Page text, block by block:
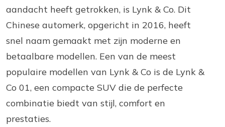
aandacht heeft getrokken, is Lynk & Co. Dit
Chinese automerk, opgericht in 2016, heeft
snel naam gemaakt met zijn moderne en
betaalbare modellen. Een van de meest
populaire modellen van Lynk & Co is de Lynk &
Co 01, een compacte SUV die de perfecte
combinatie biedt van stijl, comfort en
prestaties.